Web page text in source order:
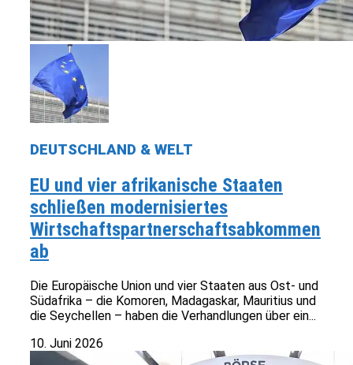
DEUTSCHLAND & WELT
EU und vier afrikanische Staaten
schließen modernisiertes
Wirtschaftspartnerschaftsabkommen
ab
Die Europäische Union und vier Staaten aus Ost- und
Südafrika – die Komoren, Madagaskar, Mauritius und
die Seychellen – haben die Verhandlungen über ein...
10. Juni 2026